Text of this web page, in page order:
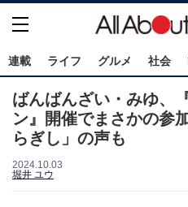
連載 ライフ グルメ 社会
ばんばんざい・みゆ、
ン』開催でまさかの参
らぎし」の声も
2024.10.03
堀井 ユウ